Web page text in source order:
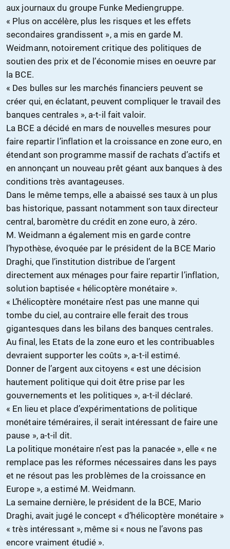
aux journaux du groupe Funke Mediengruppe.
« Plus on accélère, plus les risques et les effets
secondaires grandissent », a mis en garde M.
Weidmann, notoirement critique des politiques de
soutien des prix et de l’économie mises en oeuvre par
la BCE.
« Des bulles sur les marchés financiers peuvent se
créer qui, en éclatant, peuvent compliquer le travail des
banques centrales », a-t-il fait valoir.
La BCE a décidé en mars de nouvelles mesures pour
faire repartir l’inflation et la croissance en zone euro, en
étendant son programme massif de rachats d’actifs et
en annonçant un nouveau prêt géant aux banques à des
conditions très avantageuses.
Dans le même temps, elle a abaissé ses taux à un plus
bas historique, passant notamment son taux directeur
central, baromètre du crédit en zone euro, à zéro.
M. Weidmann a également mis en garde contre
l’hypothèse, évoquée par le président de la BCE Mario
Draghi, que l’institution distribue de l’argent
directement aux ménages pour faire repartir l’inflation,
solution baptisée « hélicoptère monétaire ».
« L’hélicoptère monétaire n’est pas une manne qui
tombe du ciel, au contraire elle ferait des trous
gigantesques dans les bilans des banques centrales.
Au final, les Etats de la zone euro et les contribuables
devraient supporter les coûts », a-t-il estimé.
Donner de l’argent aux citoyens « est une décision
hautement politique qui doit être prise par les
gouvernements et les politiques », a-t-il déclaré.
« En lieu et place d’expérimentations de politique
monétaire téméraires, il serait intéressant de faire une
pause », a-t-il dit.
La politique monétaire n’est pas la panacée », elle « ne
remplace pas les réformes nécessaires dans les pays
et ne résout pas les problèmes de la croissance en
Europe », a estimé M. Weidmann.
La semaine dernière, le président de la BCE, Mario
Draghi, avait jugé le concept « d’hélicoptère monétaire »
« très intéressant », même si « nous ne l’avons pas
encore vraiment étudié ».